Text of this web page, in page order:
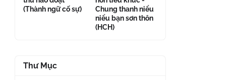
(Thành ngữ cố sự)
Chung thanh niểu
niểu bạn sơn thôn
(HCH)
Thư Mục